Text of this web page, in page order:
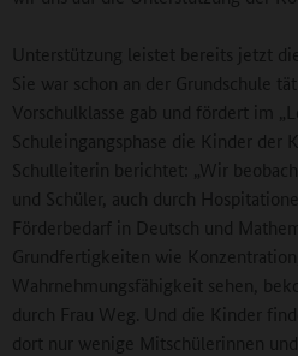
Unterstützung leistet bereits jetzt
Sie war schon an der Grundschule
Vorschulklasse gab und fördert im
Schuleingangsphase die Kinder der
Schulleiterin berichtet: „Wir
und Schüler, auch durch
Förderbedarf in Deutsch und
Grundfertigkeiten wie
Wahrnehmungsfähigkeit sehen,
durch Frau Weg. Und die Kinder
dort nur wenige Mitschülerinnen